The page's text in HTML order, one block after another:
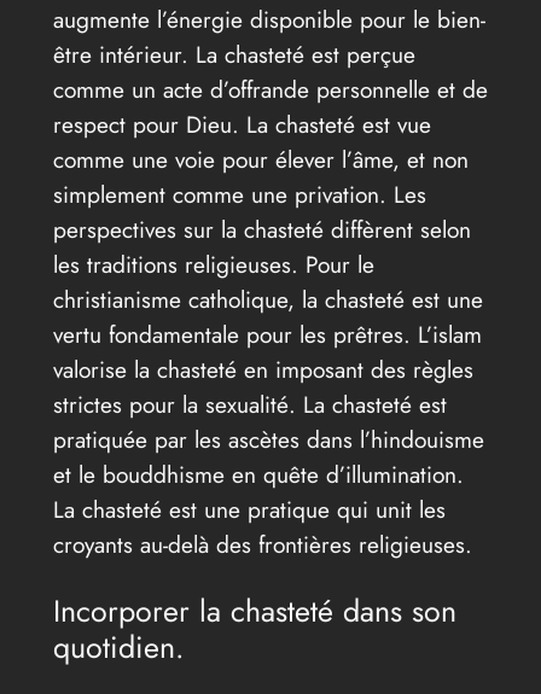
augmente l’énergie disponible pour le bien-
être intérieur. La chasteté est perçue
comme un acte d’offrande personnelle et de
respect pour Dieu. La chasteté est vue
comme une voie pour élever l’âme, et non
simplement comme une privation. Les
perspectives sur la chasteté diffèrent selon
les traditions religieuses. Pour le
christianisme catholique, la chasteté est une
vertu fondamentale pour les prêtres. L’islam
valorise la chasteté en imposant des règles
strictes pour la sexualité. La chasteté est
pratiquée par les ascètes dans l’hindouisme
et le bouddhisme en quête d’illumination.
La chasteté est une pratique qui unit les
croyants au-delà des frontières religieuses.
Incorporer la chasteté dans son
quotidien.